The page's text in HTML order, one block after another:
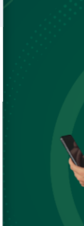
פוצי